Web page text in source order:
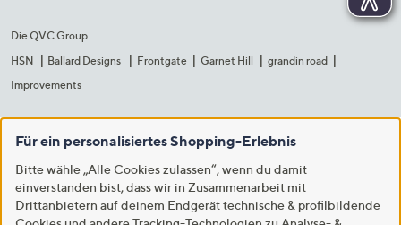
Die QVC Group
HSN
Ballard Designs Frontgate Garnet Hill
grandin road
Improvements
Für ein personalisiertes Shopping-Erlebnis
Bitte wähle „Alle Cookies zulassen“, wenn du damit
einverstanden bist, dass wir in Zusammenarbeit mit
Drittanbietern auf deinem Endgerät technische & profilbildende